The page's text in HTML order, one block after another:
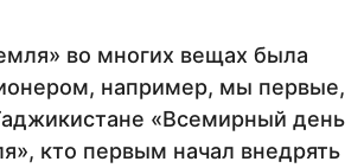
во многих вещах была
например, мы первые,
«Всемирный день
кто первым начал внедрять